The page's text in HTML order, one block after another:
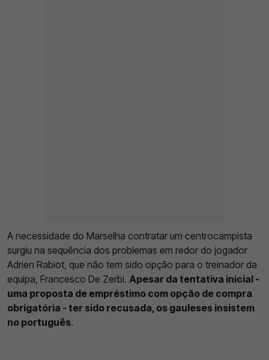
A necessidade do Marselha contratar um centrocampista
surgiu na sequência dos problemas em redor do jogador
Adrien Rabiot, que não tem sido opção para o treinador da
equipa, Francesco De Zerbi. Apesar da tentativa inicial -
uma proposta de empréstimo com opção de compra
obrigatória - ter sido recusada, os gauleses insistem
no português.